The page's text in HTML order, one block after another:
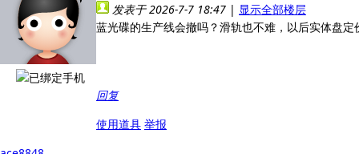
发表于 2026-7-7 18:47 | 显示全部楼层
蓝光碟的生产线会撤吗？滑轨也不难，以后实体盘定
回复
使用道具 举报